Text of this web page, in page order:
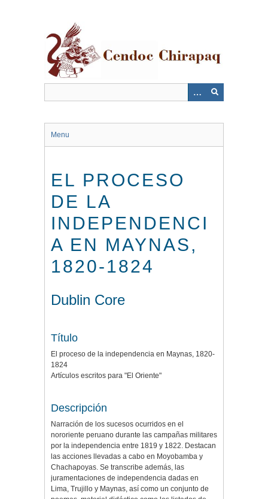
Menu
EL PROCESO
DE LA
INDEPENDENCI
A EN MAYNAS,
1820-1824
Dublin Core
Título
El proceso de la independencia en Maynas, 1820-
1824
Artículos escritos para "El Oriente"
Descripción
Narración de los sucesos ocurridos en el
nororiente peruano durante las campañas militares
por la independencia entre 1819 y 1822. Destacan
las acciones llevadas a cabo en Moyobamba y
Chachapoyas. Se transcribe además, las
juramentaciones de independencia dadas en
Lima, Trujillo y Maynas, así como un conjunto de